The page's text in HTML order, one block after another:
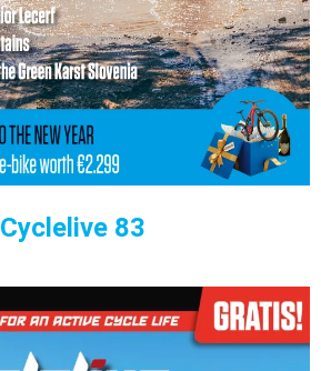
Cyclelive 83